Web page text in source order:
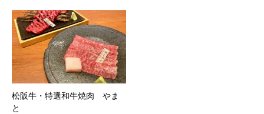
松阪牛・特選和牛焼肉 やま
と